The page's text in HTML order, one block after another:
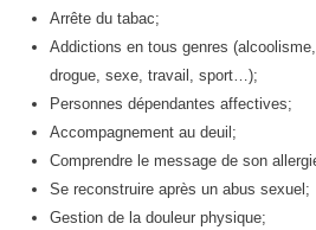
Arrête du tabac;
Addictions en tous genres
drogue, sexe, travail, sport…);
Personnes dépendantes affectives;
Accompagnement au deuil;
Comprendre le message de son
Se reconstruire après un abus sexuel;
Gestion de la douleur physique;